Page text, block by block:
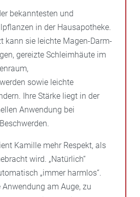
bekanntesten und
in der Hausapotheke.
kann sie leichte Magen-Darm-
gereizte Schleimhäute im
sowie leichte
Ihre Stärke liegt in der
Anwendung bei
Kamille mehr Respekt, als
wird. „Natürlich“
„immer harmlos“.
am Auge, zu